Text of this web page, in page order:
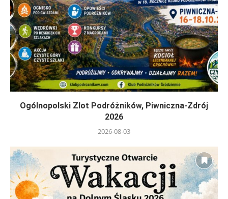
Ogólnopolski Zlot Podróżników, Piwniczna-Zdrój
2026
2026-08-03